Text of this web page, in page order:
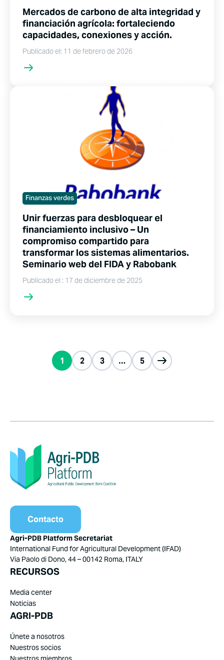
Mercados de carbono de alta integridad y
financiación agrícola: fortaleciendo
capacidades, conexiones y acción.
Publicado el: 11 de febrero de 2026
Finanzas verdes
Unir fuerzas para desbloquear el
financiamiento inclusivo – Un
compromiso compartido para
transformar los sistemas alimentarios.
Seminario web del FIDA y Rabobank
Publicado el : 17 de diciembre de 2025
1 2 3 … 5
Contacto
Agri-PDB Platform Secretariat
International Fund for Agricultural Development (IFAD)
Via Paolo di Dono, 44 – 00142 Roma, ITALY
RECURSOS
Media center
Noticias
AGRI-PDB
Únete a nosotros
Nuestros socios